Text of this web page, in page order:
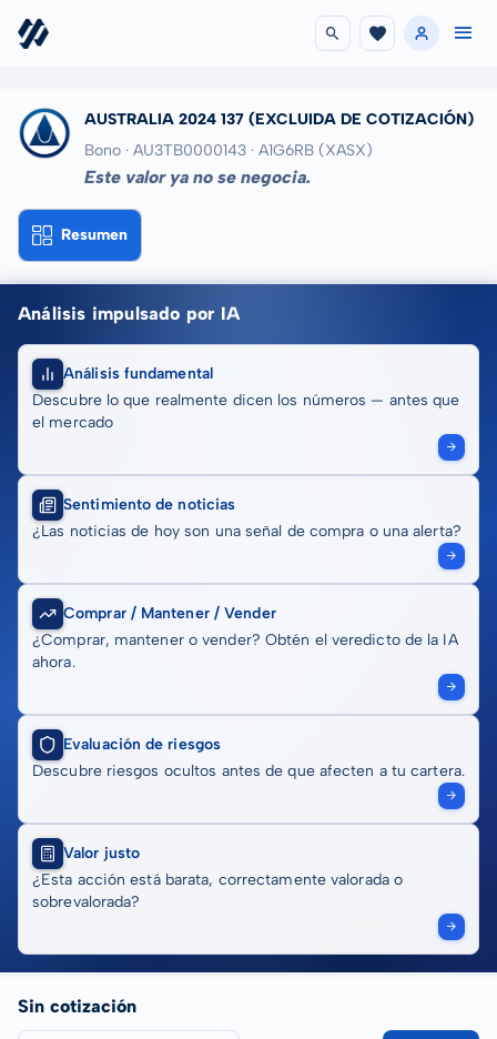
AUSTRALIA 2024 137 (EXCLUIDA DE COTIZACIÓN)
Bono · AU3TB0000143 · A1G6RB (XASX)
Este valor ya no se negocia.
Resumen
Análisis impulsado por IA
Análisis fundamental
Descubre lo que realmente dicen los números — antes que
el mercado
Sentimiento de noticias
¿Las noticias de hoy son una señal de compra o una alerta?
Comprar / Mantener / Vender
¿Comprar, mantener o vender? Obtén el veredicto de la IA
ahora.
Evaluación de riesgos
Descubre riesgos ocultos antes de que afecten a tu cartera.
Valor justo
¿Esta acción está barata, correctamente valorada o
sobrevalorada?
Sin cotización